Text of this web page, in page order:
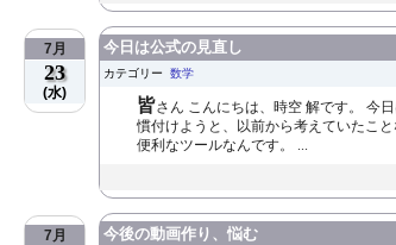
7月
23
(水)
今日は公式の見直し
カテゴリー 数学
皆さん こんにちは、時空 解です。 今
慣付けようと、以前から考えていたこ
便利なツールなんです。 ...
7月 今後の動画作り、悩む